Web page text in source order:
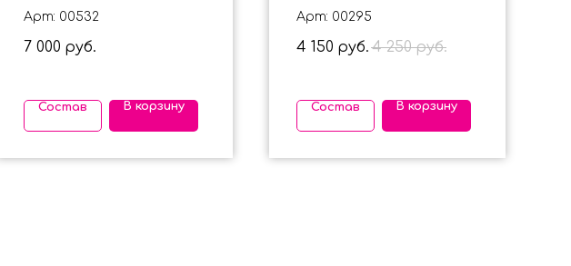
Арт: 00532
7 000 руб.
Состав В корзину
шоколад на 25 лет для
мужчины
Арт: 00295
4 150 руб. 4 250 руб.
Состав В корзину